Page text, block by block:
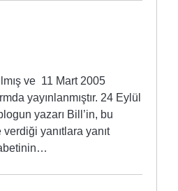
ve 11 Mart 2005
yayınlanmıştır. 24 Eylül
yazarı Bill’in, bu
yanıtlara yanıt